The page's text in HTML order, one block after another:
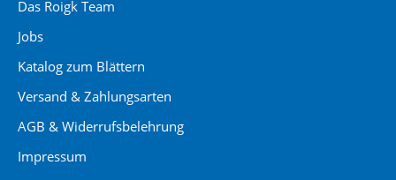
Das Roigk Team
Jobs
Katalog zum Blättern
Versand & Zahlungsarten
AGB & Widerrufsbelehrung
Impressum